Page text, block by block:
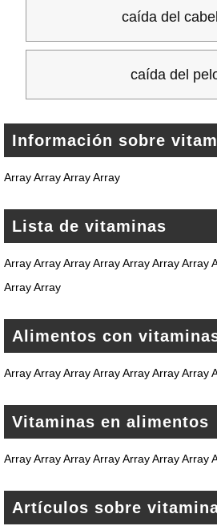
caída del
caída del
Información sobre
Array Array Array Array
Lista de vitaminas
Array Array Array Array Array Array Array
Array Array
Alimentos con
Array Array Array Array Array Array Array
Vitaminas en alimentos
Array Array Array Array Array Array Array
Artículos sobre